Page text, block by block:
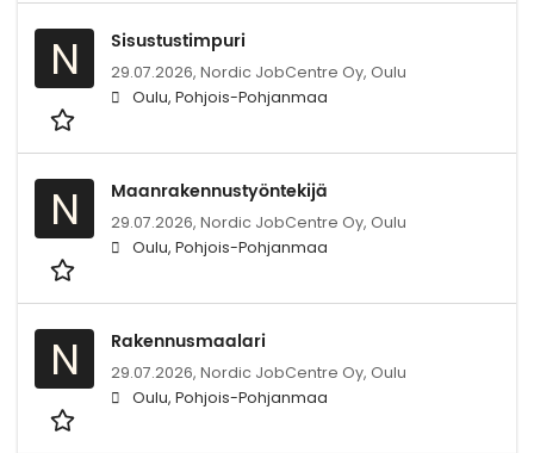
N Sisustustimpuri
29.07.2026, Nordic JobCentre Oy, Oulu
Oulu, Pohjois-Pohjanmaa
N Maanrakennustyöntekijä
29.07.2026, Nordic JobCentre Oy, Oulu
Oulu, Pohjois-Pohjanmaa
N Rakennusmaalari
29.07.2026, Nordic JobCentre Oy, Oulu
Oulu, Pohjois-Pohjanmaa